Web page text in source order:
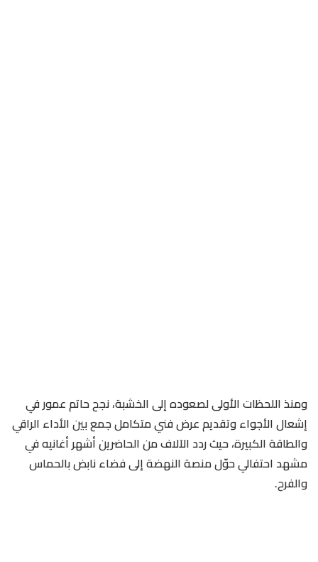
ومنذ اللحظات الأولى لصعوده إلى الخشبة، نجح حاتم عمور في
إشعال الأجواء وتقديم عرض فني متكامل جمع بين الأداء الراقي
والطاقة الكبيرة، حيث ردد الآلاف من الحاضرين أشهر أغانيه في
مشهد احتفالي حوّل منصة النهضة إلى فضاء نابض بالحماس
والفرح.